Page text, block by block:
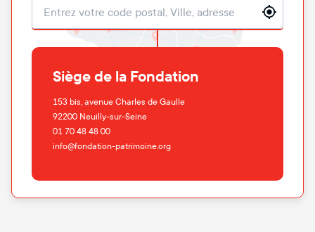
Localisation
Siège de la Fondation
153 bis, avenue Charles de Gaulle
92200 Neuilly-sur-Seine
01 70 48 48 00
info@fondation-patrimoine.org